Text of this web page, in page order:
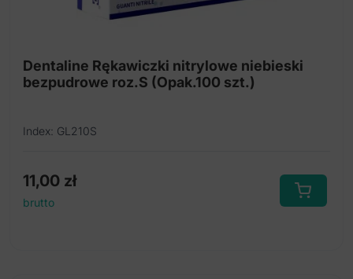
Dentaline Rękawiczki nitrylowe niebieski
bezpudrowe roz.S (Opak.100 szt.)
Index: GL210S
11,00 zł
brutto